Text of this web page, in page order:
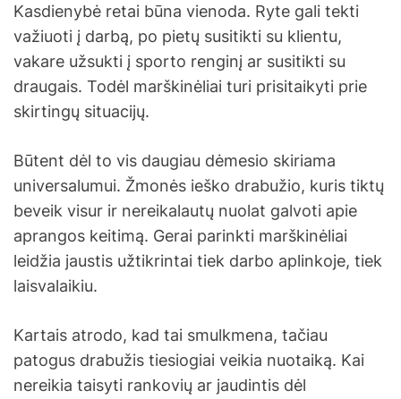
Kasdienybė retai būna vienoda. Ryte gali tekti
važiuoti į darbą, po pietų susitikti su klientu,
vakare užsukti į sporto renginį ar susitikti su
draugais. Todėl marškinėliai turi prisitaikyti prie
skirtingų situacijų.
Būtent dėl to vis daugiau dėmesio skiriama
universalumui. Žmonės ieško drabužio, kuris tiktų
beveik visur ir nereikalautų nuolat galvoti apie
aprangos keitimą. Gerai parinkti marškinėliai
leidžia jaustis užtikrintai tiek darbo aplinkoje, tiek
laisvalaikiu.
Kartais atrodo, kad tai smulkmena, tačiau
patogus drabužis tiesiogiai veikia nuotaiką. Kai
nereikia taisyti rankovių ar jaudintis dėl